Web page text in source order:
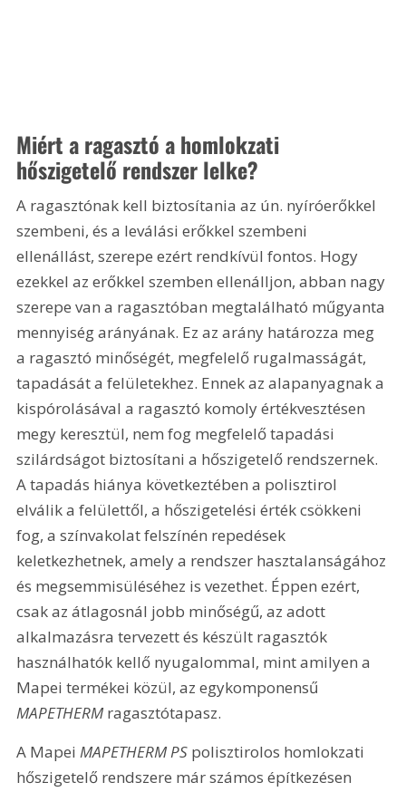
Miért a ragasztó a homlokzati
hőszigetelő rendszer lelke?
A ragasztónak kell biztosítania az ún. nyíróerőkkel
szembeni, és a leválási erőkkel szembeni
ellenállást, szerepe ezért rendkívül fontos. Hogy
ezekkel az erőkkel szemben ellenálljon, abban nagy
szerepe van a ragasztóban megtalálható műgyanta
mennyiség arányának. Ez az arány határozza meg
a ragasztó minőségét, megfelelő rugalmasságát,
tapadását a felületekhez. Ennek az alapanyagnak a
kispórolásával a ragasztó komoly értékvesztésen
megy keresztül, nem fog megfelelő tapadási
szilárdságot biztosítani a hőszigetelő rendszernek.
A tapadás hiánya következtében a polisztirol
elválik a felülettől, a hőszigetelési érték csökkeni
fog, a színvakolat felszínén repedések
keletkezhetnek, amely a rendszer hasztalanságához
és megsemmisüléséhez is vezethet. Éppen ezért,
csak az átlagosnál jobb minőségű, az adott
alkalmazásra tervezett és készült ragasztók
használhatók kellő nyugalommal, mint amilyen a
Mapei termékei közül, az egykomponensű
MAPETHERM ragasztótapasz.
A Mapei MAPETHERM PS polisztirolos homlokzati
hőszigetelő rendszere már számos építkezésen